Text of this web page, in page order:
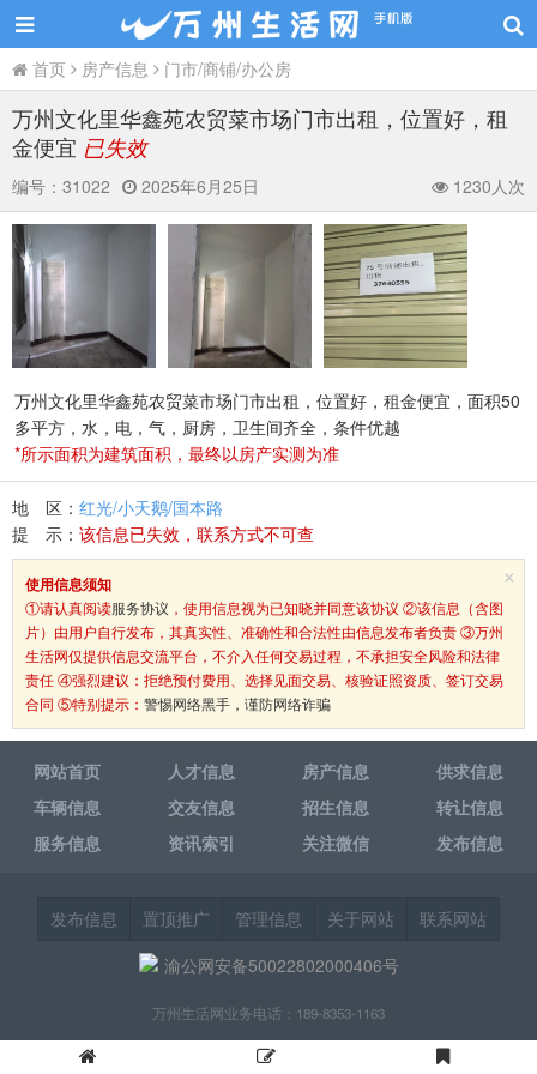
首页 房产信息 门市/商铺/办公房
万州文化里华鑫苑农贸菜市场门市出租，位置好，租
金便宜 已失效
编号： 31022 2025年6月25日 1230人次
万州文化里华鑫苑农贸菜市场门市出租，位置好，租金便宜，面积50
多平方，水，电，气，厨房，卫生间齐全，条件优越
*所示面积为建筑面积，最终以房产实测为准
地 区： 红光/小天鹅/国本路
提 示： 该信息已失效，联系方式不可查
×
使用信息须知
①请认真阅读服务协议 ，使用信息视为已知晓并同意该协议 ②该信息（含图
片）由用户自行发布，其真实性、准确性和合法性由信息发布者负责 ③万州
生活网仅提供信息交流平台，不介入任何交易过程，不承担安全风险和法律
责任 ④强烈建议：拒绝预付费用、选择见面交易、核验证照资质、签订交易
合同 ⑤特别提示： 警惕网络黑手，谨防网络诈骗
网站首页 人才信息 房产信息
供求信息
车辆信息
交友信息 招生信息
转让信息
服务信息
资讯索引 关注微信 发布信息
发布信息 置顶推广 管理信息 关于网站
联系网站
渝公网安备50022802000406号
万州生活网业务电话：189-8353-1163